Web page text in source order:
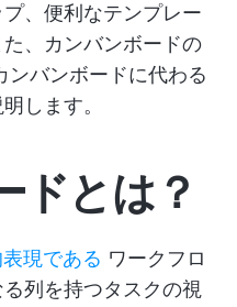
、便利なテンプレー
、カンバンボードの
ンバンボードに代わる
します。
ドとは？
現である ワークフロ
列を持つタスクの視